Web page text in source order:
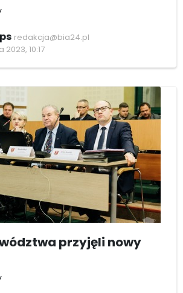
redakcja@bia24.pl
2023, 10:17
przyjęli nowy